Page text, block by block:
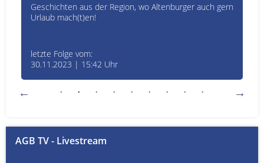
Geschichten aus der Region, wo Altenburger auch gern
Urlaub mach(t)en!
letzte Folge vom:
30.11.2023 | 15:42 Uhr
AGB TV - Livestream